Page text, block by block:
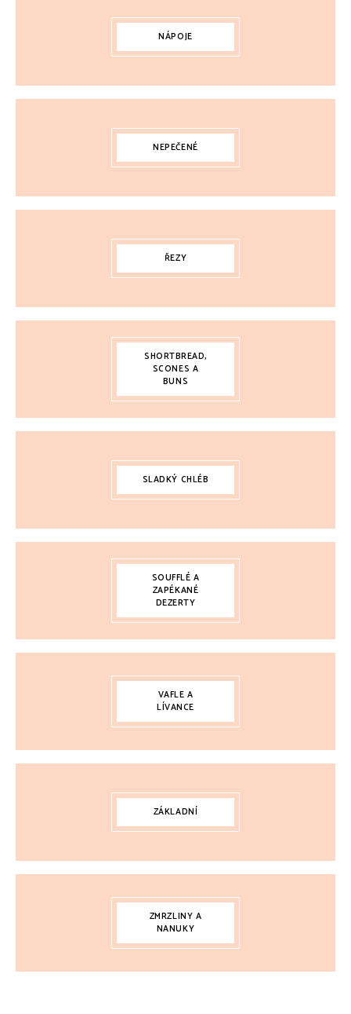
NÁPOJE
NEPEČENÉ
ŘEZY
SHORTBREAD,
SCONES A
BUNS
SLADKÝ CHLÉB
SOUFFLÉ A
ZAPÉKANÉ
DEZERTY
VAFLE A
LÍVANCE
ZÁKLADNÍ
ZMRZLINY A
NANUKY